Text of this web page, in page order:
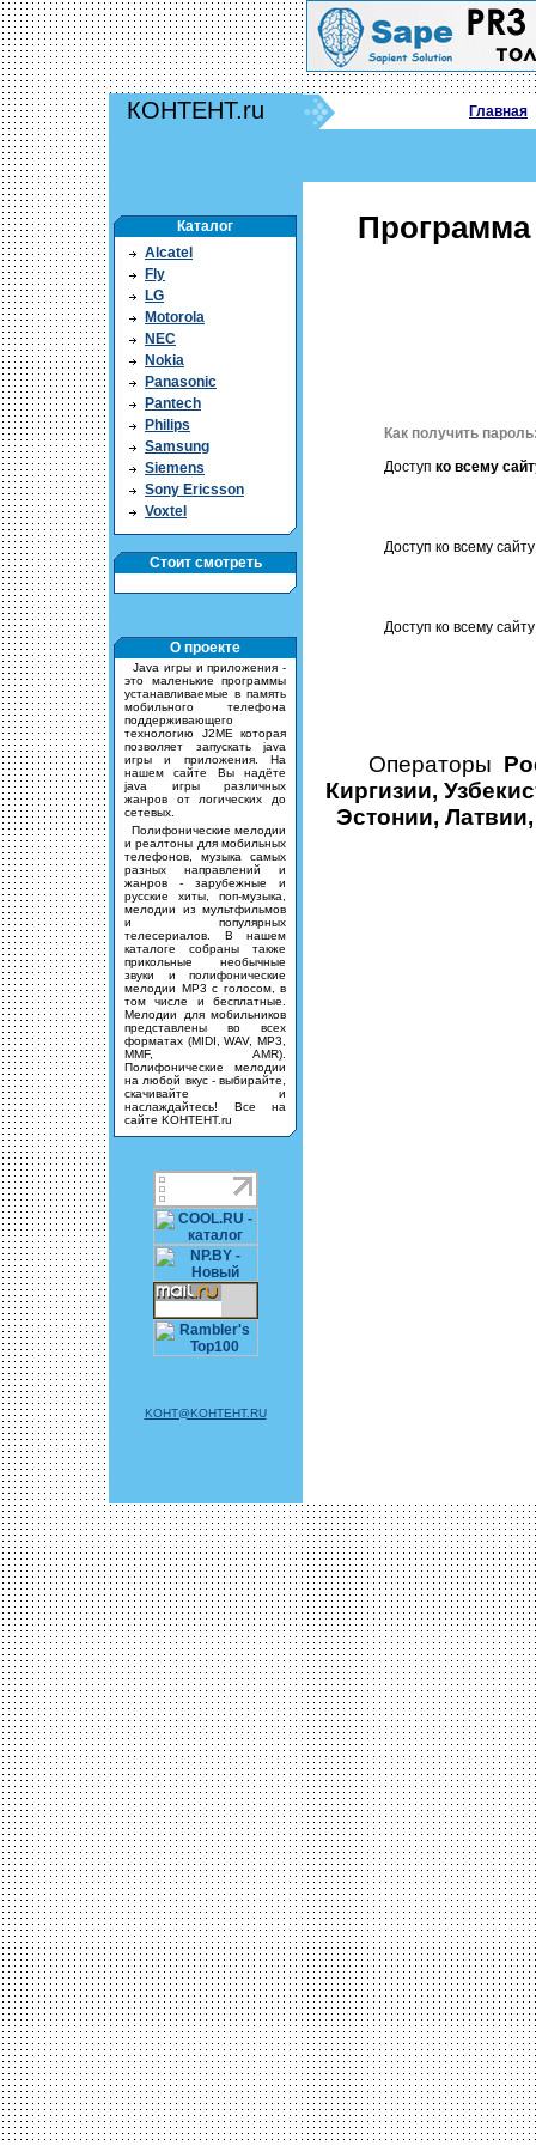
КОНТЕНТ.ru Главная
Каталог
Alcatel
Fly
LG
Motorola
NEC
Nokia
Panasonic
Pantech
Philips
Samsung
Siemens
Sony Ericsson
Voxtel
Стоит смотреть
О проекте
Java игры и приложения -
это маленькие программы
устанавливаемые в память
мобильного телефона
поддерживающего
технологию J2ME которая
позволяет запускать java
игры и приложения. На
нашем сайте Вы надёте
java игры различных
жанров от логических до
сетевых.
Полифонические мелодии
и реалтоны для мобильных
телефонов, музыка самых
разных направлений и
жанров - зарубежные и
русские хиты, поп-музыка,
мелодии из мультфильмов
и популярных
телесериалов. В нашем
каталоге собраны также
прикольные необычные
звуки и полифонические
мелодии MP3 с голосом, в
том числе и бесплатные.
Мелодии для мобильников
представлены во всех
форматах (MIDI, WAV, MP3,
MMF, AMR).
Полифонические мелодии
на любой вкус - выбирайте,
скачивайте и
наслаждайтесь! Все на
сайте KOHTEHT.ru
KOHT@KOHTEHT.RU
Как получить
Доступ ко всему
Доступ ко всему
Доступ ко всему
Операторы
Киргизии,
Эстонии,